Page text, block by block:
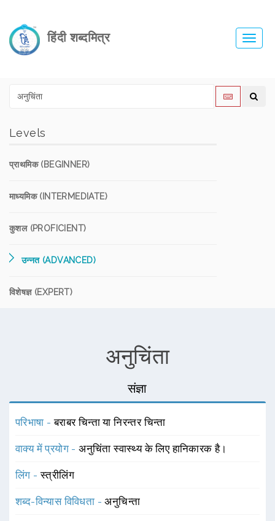
हिंदी शब्दमित्र
Levels
प्राथमिक (BEGINNER)
माध्यमिक (INTERMEDIATE)
कुशल (PROFICIENT)
उन्नत (ADVANCED)
विशेषज्ञ (EXPERT)
अनुचिंता
संज्ञा
परिभाषा -बराबर चिन्ता या निरन्तर चिन्ता
वाक्य में प्रयोग -अनुचिंता स्वास्थ्य के लिए हानिकारक है।
लिंग -स्त्रीलिंग
शब्द-विन्यास विविधता -अनुचिन्ता